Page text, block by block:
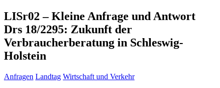
LISr02 – Kleine Anfrage und Antwort
Drs 18/2295: Zukunft der
Verbraucherberatung in Schleswig-
Holstein
Anfragen Landtag Wirtschaft und Verkehr